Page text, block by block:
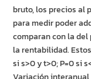
bruto, los precios al
para medir poder
comparan con la
la rentabilidad.
si s>0 y t>0; P=0 si